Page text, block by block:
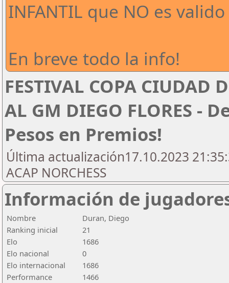
INFANTIL que NO es valido
En breve todo la info!
FESTIVAL COPA CIUDAD
AL GM DIEGO FLORES -
Pesos en Premios!
Última actualización17.10.2023
ACAP NORCHESS
Información de
Nombre
Duran, Diego
Ranking inicial
21
Elo
1686
Elo nacional
0
Elo internacional
1686
Performance
1466